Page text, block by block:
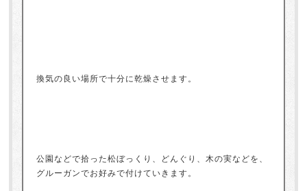
換気の良い場所で十分に乾燥させます。
公園などで拾った松ぼっくり、どんぐり、木の実などを、
グルーガンでお好みで付けていきます。